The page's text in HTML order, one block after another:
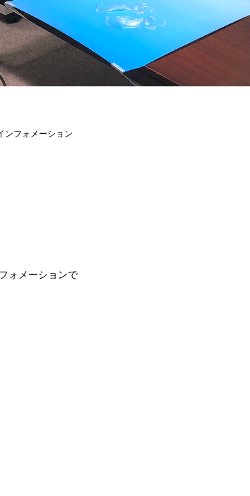
ンフォメーション
ォメーションで